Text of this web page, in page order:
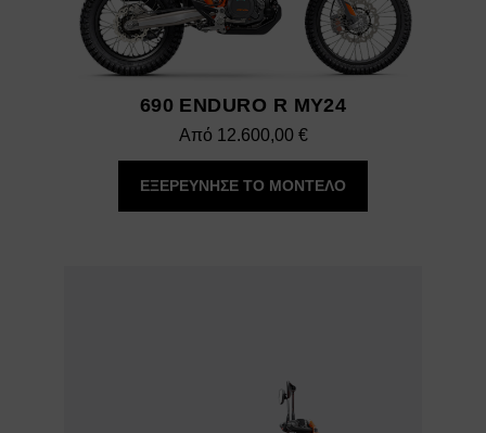
690 ENDURO R MY24
Από 12.600,00 €
ΕΞΕΡΕΥΝΗΣΕ ΤΟ ΜΟΝΤΕΛΟ